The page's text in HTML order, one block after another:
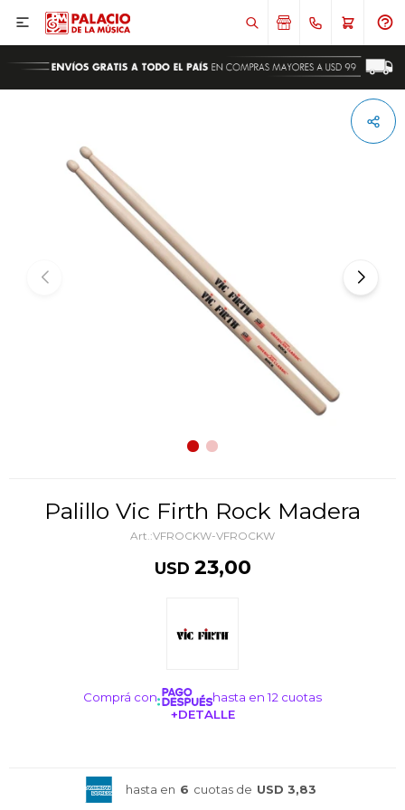

Palillo Vic Firth Rock Madera
VFROCKW-VFROCKW
USD 23,00
Comprá con
hasta en 12 cuotas
+DETALLE
hasta en 6 cuotas de USD 3,83